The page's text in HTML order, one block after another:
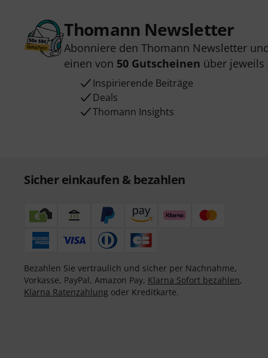
Thomann Newsletter
Abonniere den Thomann Newsletter
einen von 50 Gutscheinen über jeweils
Inspirierende Beiträge
Deals
Thomann Insights
Sicher einkaufen & bezahlen
Bezahlen Sie vertraulich und sicher per Nachnahme,
Vorkasse, PayPal, Amazon Pay, Klarna Sofort bezahlen,
Klarna Ratenzahlung oder Kreditkarte.